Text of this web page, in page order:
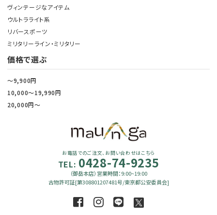
ヴィンテージなアイテム
ウルトラライト系
リバースポーツ
ミリタリーライン・ミリタリー
価格で選ぶ
～9,900円
10,000～19,990円
20,000円～
お電話でのご注文、お問い合わせはこちら
TEL: 0428-74-9235
（御岳本店）営業時間：9:00~19:00
古物許可証[第308801207481号/東京都公安委員会]